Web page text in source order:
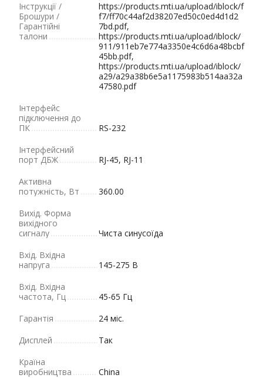
Інструкції /
Брошури /
Гарантійні
талони
https://products.mti.ua/upload/iblock/f
f7/ff70c44af2d38207ed50c0ed4d1d2
7bd.pdf,
https://products.mti.ua/upload/iblock/
911/911eb7e774a3350e4c6d6a48bcbf
45bb.pdf,
https://products.mti.ua/upload/iblock/
a29/a29a38b6e5a1175983b514aa32a
47580.pdf
Інтерфейс
підключення до
ПК
RS-232
Інтерфейсний
порт ДБЖ
RJ-45, RJ-11
Активна
потужність, Вт
360.00
Вихід. Форма
вихідного
сигналу
Чиста синусоїда
Вхід. Вхідна
напруга
145-275 В
Вхід. Вхідна
частота, Гц
45-65 Гц
Гарантія
24 міс.
Дисплей
Так
Країна
виробництва
China